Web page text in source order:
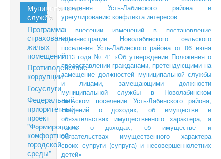
Муниципальная
служба
Программа
страхования
жилых
помещений
Противодействие
коррупции
Госуслуги
Федеральный
приоритетный
проект
"Формирование
комфортной
городской
среды"
поселения Усть-Лабинского района и
урегулированию конфликта интересов
О внесении изменений в постановление
администрации Новолабинского сельского
поселения Усть-Лабинского района от 06 июня
2013 года № 41 «Об утверждении Положения о
предоставлении гражданами, претендующими на
замещение должностей муниципальной службы
и лицами, замещающими должности
муниципальной службы в Новолабинском
сельском поселении Усть-Лабинского района,
сведений о доходах, об имуществе и
обязательствах имущественного характера, а
также о доходах, об имуществе и
обязательствах имущественного характера
своих супруги (супруга) и несовершеннолетних
детей»